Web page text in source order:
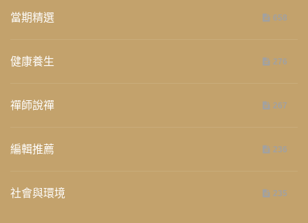
當期精選 658
健康養生 276
禪師說禪 267
編輯推薦 236
社會與環境 235